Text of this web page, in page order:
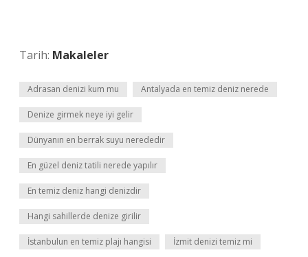
Tarih: Makaleler
Adrasan denizi kum mu Antalyada en temiz deniz nerede
Denize girmek neye iyi gelir
Dünyanın en berrak suyu nerededir
En güzel deniz tatili nerede yapılır
En temiz deniz hangi denizdir
Hangi sahillerde denize girilir
İstanbulun en temiz plajı hangisi İzmit denizi temiz mi